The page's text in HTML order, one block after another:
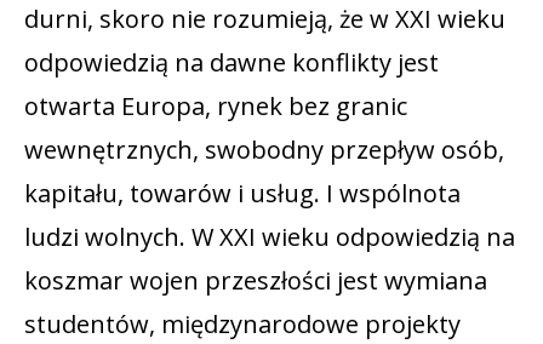
durni, skoro nie rozumieją, że w XXI wieku
odpowiedzią na dawne konflikty jest
otwarta Europa, rynek bez granic
wewnętrznych, swobodny przepływ osób,
kapitału, towarów i usług. I wspólnota
ludzi wolnych. W XXI wieku odpowiedzią na
koszmar wojen przeszłości jest wymiana
studentów, międzynarodowe projekty